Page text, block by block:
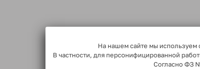
На нашем сайте мы используем
В частности, для персонифицированной
Согласно ФЗ